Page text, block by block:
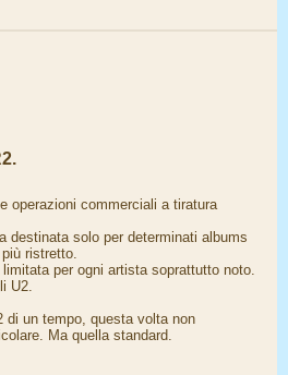
operazioni commerciali a tiratura
destinata solo per determinati albums
ristretto.
per ogni artista soprattutto noto.
U2.
di un tempo, questa volta non
Ma quella standard.